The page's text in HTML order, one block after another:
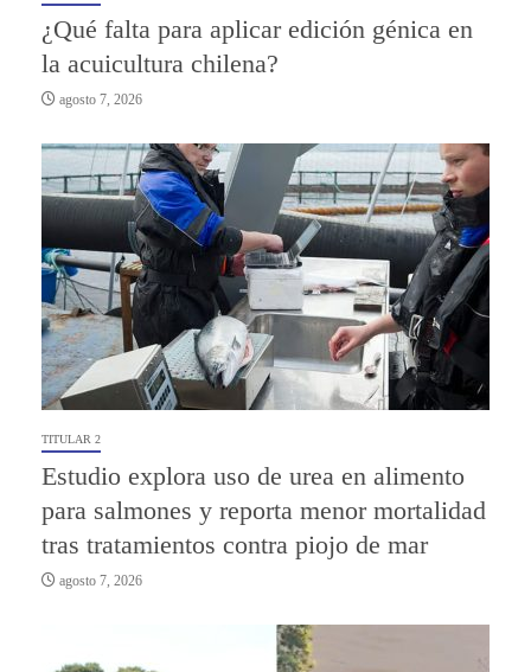
¿Qué falta para aplicar edición génica en
la acuicultura chilena?
agosto 7, 2026
TITULAR 2
Estudio explora uso de urea en alimento
para salmones y reporta menor mortalidad
tras tratamientos contra piojo de mar
agosto 7, 2026